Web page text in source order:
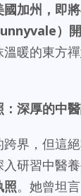
加州，即
）
暖的東方
深厚的中
界，但這
研習中醫
照。她曾坦